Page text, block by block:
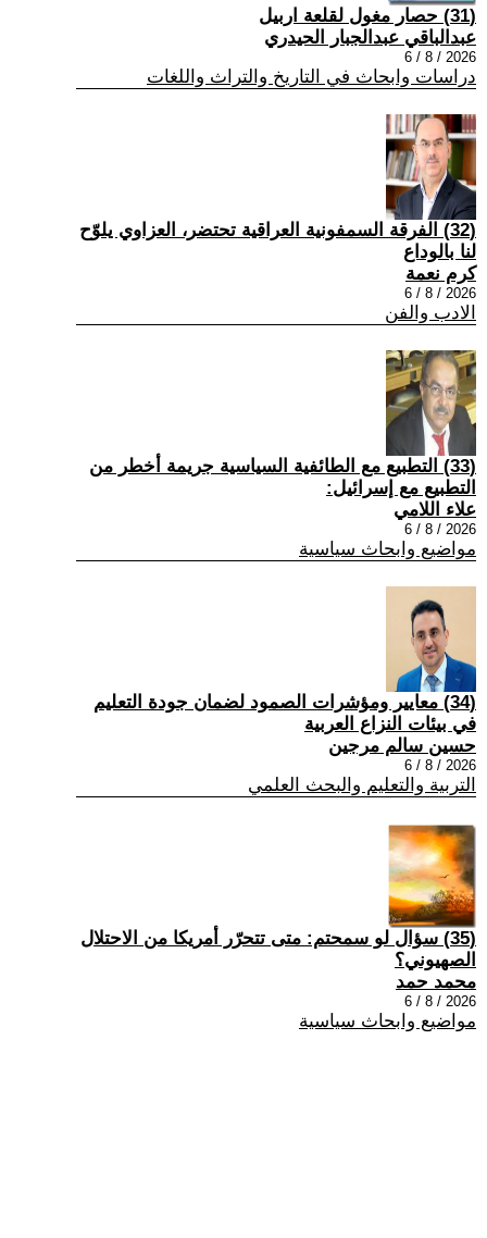
(31) حصار مغول لقلعة اربيل
عبدالباقي عبدالجبار الحيدري
2026 / 8 / 6
دراسات وابحاث في التاريخ والتراث واللغات
(32) الفرقة السمفونية العراقية تحتضر، العزاوي يلوّح
لنا بالوداع
كرم نعمة
2026 / 8 / 6
الادب والفن
(33) التطبيع مع الطائفية السياسية جريمة أخطر من
التطبيع مع إسرائيل:
علاء اللامي
2026 / 8 / 6
مواضيع وابحاث سياسية
(34) معايير ومؤشرات الصمود لضمان جودة التعليم
في بيئات النزاع العربية
حسين سالم مرجين
2026 / 8 / 6
التربية والتعليم والبحث العلمي
(35) سؤال لو سمحتم: متى تتحرّر أمريكا من الاحتلال
الصهيوني؟
محمد حمد
2026 / 8 / 6
مواضيع وابحاث سياسية